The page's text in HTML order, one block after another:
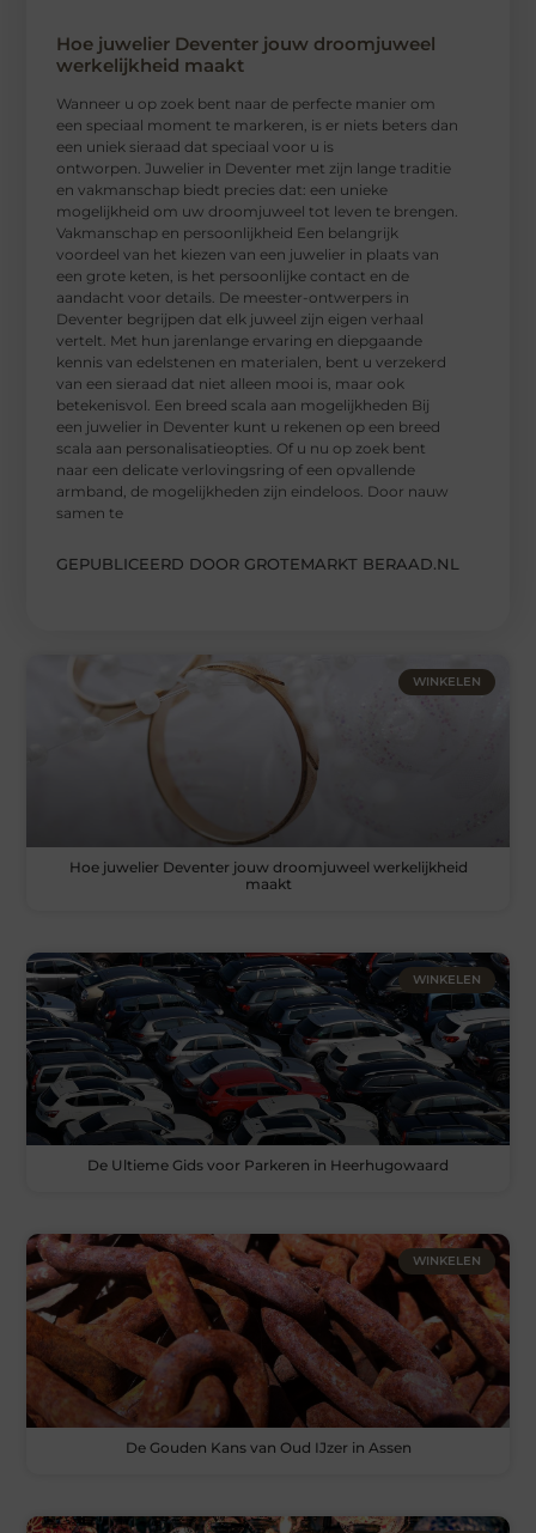
Hoe juwelier Deventer jouw droomjuweel
werkelijkheid maakt
Wanneer u op zoek bent naar de perfecte manier om
een speciaal moment te markeren, is er niets beters dan
een uniek sieraad dat speciaal voor u is
ontworpen. Juwelier in Deventer met zijn lange traditie
en vakmanschap biedt precies dat: een unieke
mogelijkheid om uw droomjuweel tot leven te brengen.
Vakmanschap en persoonlijkheid Een belangrijk
voordeel van het kiezen van een juwelier in plaats van
een grote keten, is het persoonlijke contact en de
aandacht voor details. De meester-ontwerpers in
Deventer begrijpen dat elk juweel zijn eigen verhaal
vertelt. Met hun jarenlange ervaring en diepgaande
kennis van edelstenen en materialen, bent u verzekerd
van een sieraad dat niet alleen mooi is, maar ook
betekenisvol. Een breed scala aan mogelijkheden Bij
een juwelier in Deventer kunt u rekenen op een breed
scala aan personalisatieopties. Of u nu op zoek bent
naar een delicate verlovingsring of een opvallende
armband, de mogelijkheden zijn eindeloos. Door nauw
samen te
GEPUBLICEERD DOOR GROTEMARKT BERAAD.NL
WINKELEN
Hoe juwelier Deventer jouw droomjuweel werkelijkheid
maakt
WINKELEN
De Ultieme Gids voor Parkeren in Heerhugowaard
WINKELEN
De Gouden Kans van Oud IJzer in Assen